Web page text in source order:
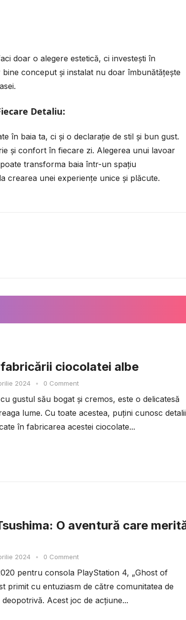
doar o alegere estetică, ci investești în
conceput și instalat nu doar îmbunătățește
Detaliu:
în baia ta, ci și o declarație de stil și bun gust.
și confort în fiecare zi. Alegerea unui lavoar
transforma baia într-un spațiu
crearea unei experiențe unice și plăcute.
ciocolatei albe
2024 • 0 Comment
gustul său bogat și cremos, este o delicatesă
lume. Cu toate acestea, puțini cunosc
în fabricarea acestei ciocolate...
O aventură care
2024 • 0 Comment
pentru consola PlayStation 4, „Ghost of
primit cu entuziasm de către comunitatea de
Acest joc de acțiune...